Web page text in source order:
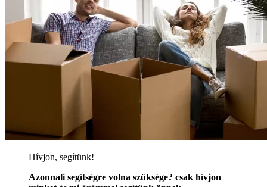
Hívjon, segítünk!
Azonnali segítségre volna szüksége? csak hívjon